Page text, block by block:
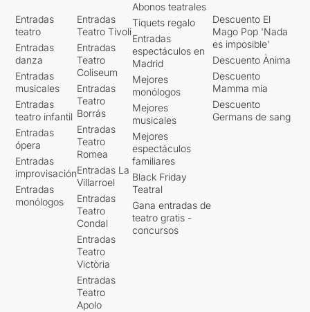
Entradas
teatro
Entradas
danza
Entradas
musicales
Entradas
teatro infantil
Entradas
ópera
Entradas
improvisación
Entradas
monólogos
Entradas
Teatro Tívoli
Entradas
Teatro
Coliseum
Entradas
Teatro
Borrás
Entradas
Teatro
Romea
Entradas La
Villarroel
Entradas
Teatro
Condal
Entradas
Teatro
Victòria
Entradas
Teatro
Apolo
Abonos teatrales
Tiquets regalo
Entradas
espectáculos en
Madrid
Mejores
monólogos
Mejores
musicales
Mejores
espectáculos
familiares
Black Friday
Teatral
Gana entradas de
teatro gratis -
concursos
Descuento El
Mago Pop 'Nada
es imposible'
Descuento Ànima
Descuento
Mamma mia
Descuento
Germans de sang